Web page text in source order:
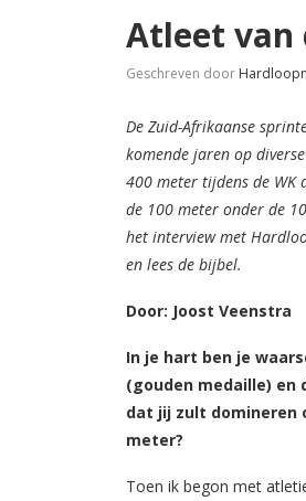
Atleet van
Geschreven door
De Zuid-Afrikaanse
komende jaren op
400 meter tijdens de WK
de 100 meter onder de
het interview met
en lees de bijbel.
Door: Joost Veenstra
In je hart ben je
(gouden medaille) en
dat jij zult domineren
meter?
Toen ik begon met